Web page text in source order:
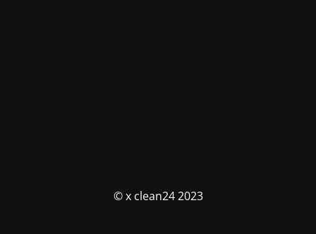
© x clean24 2023